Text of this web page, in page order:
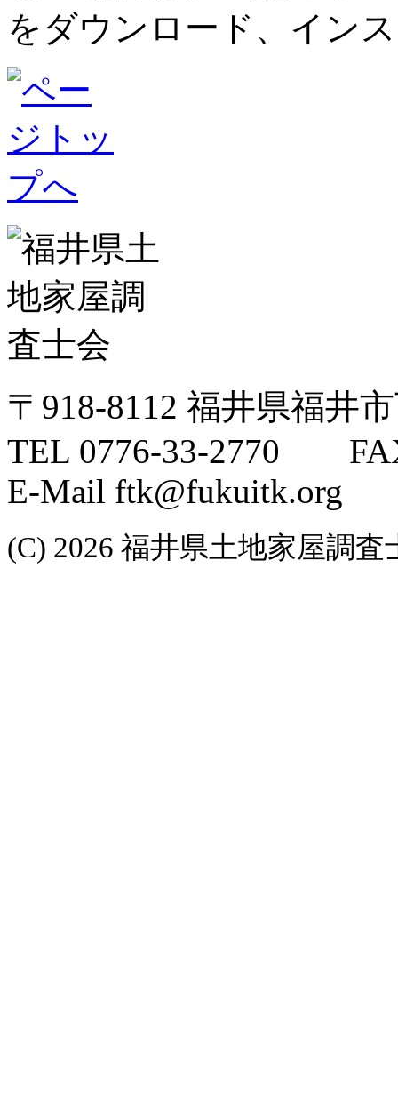
をダウンロード、イン
〒918-8112 福井県福井
TEL 0776-33-2770
E-Mail ftk@fukuitk.org
(C) 2026 福井県土地家屋調査